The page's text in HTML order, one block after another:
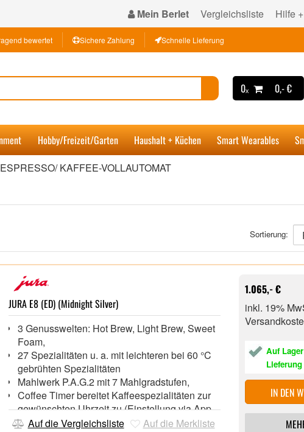
Mein Berlet Vergleichsliste Hilfe
bewertet Sichere Zahlung Schnelle Lieferung
0ₓ 0,- €
Hobby/Freizeit/Garten Haushalt + Küchen Smart Wearables
ESPRESSO/ KAFFEE-VOLLAUTOMAT
Sortierung:
JURA E8 (ED) (Midnight Silver)
3 Genusswelten: Hot Brew, Light Brew, Sweet
Foam,
27 Spezialitäten u. a. mit leichteren bei 60 °C
gebrühten Spezialitäten
Mahlwerk P.A.G.2 mit 7 Mahlgradstufen,
Coffee Timer bereitet Kaffeespezialitäten zur
gewünschten Uhrzeit zu (Einstellung via App
J.O.E.®)
Auf die Vergleichsliste Auf die Merkliste
1.065,- €
inkl. 19%
Auf Lager
IN DEN